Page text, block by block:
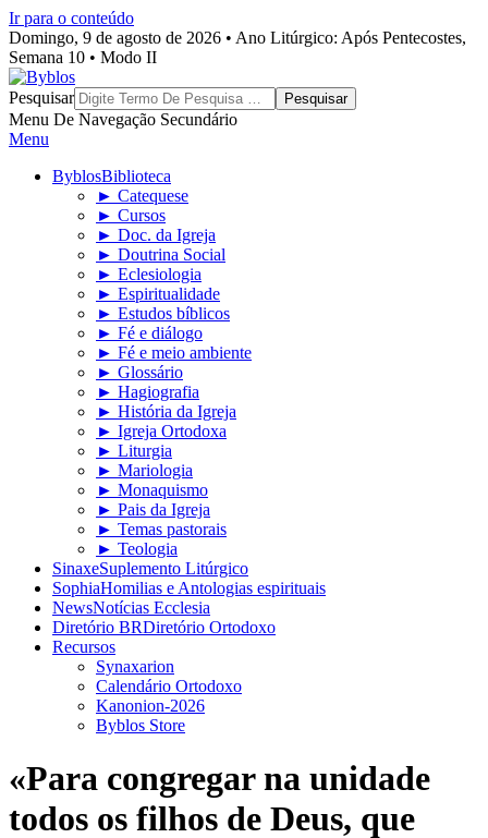
Ir para o conteúdo
Domingo, 9 de agosto de 2026 • Ano Litúrgico: Após Pentecostes,
Semana 10 • Modo II
Byblos
Pesquisar
Menu De Navegação Secundário
Menu
ByblosBiblioteca
► Catequese
► Cursos
► Doc. da Igreja
► Doutrina Social
► Eclesiologia
► Espiritualidade
► Estudos bíblicos
► Fé e diálogo
► Fé e meio ambiente
► Glossário
► Hagiografia
► História da Igreja
► Igreja Ortodoxa
► Liturgia
► Mariologia
► Monaquismo
► Pais da Igreja
► Temas pastorais
► Teologia
SinaxeSuplemento Litúrgico
SophiaHomilias e Antologias espirituais
NewsNotícias Ecclesia
Diretório BRDiretório Ortodoxo
Recursos
Synaxarion
Calendário Ortodoxo
Kanonion-2026
Byblos Store
«Para congregar na unidade
todos os filhos de Deus, que